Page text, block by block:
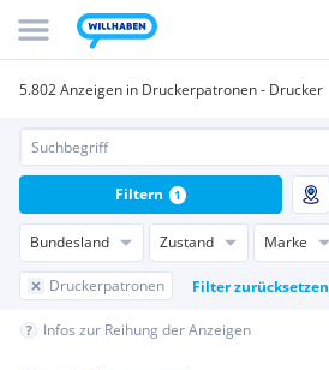
5.802 Anzeigen in Druckerpatronen - Drucker
Bundesland Zustand Marke
Druckerpatronen Filter zurücksetzen
Filtern 1
Infos zur Reihung der Anzeigen